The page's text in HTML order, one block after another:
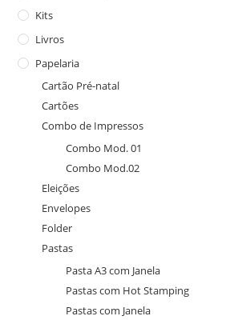
Kits
Livros
Papelaria
Cartão Pré-natal
Cartões
Combo de Impressos
Combo Mod. 01
Combo Mod.02
Eleições
Envelopes
Folder
Pastas
Pasta A3 com Janela
Pastas com Hot Stamping
Pastas com Janela